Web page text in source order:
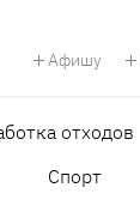
Афишу
отходов
Спорт